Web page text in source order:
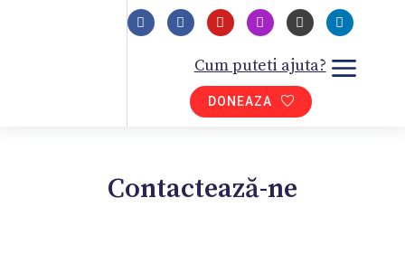
Cum puteti ajuta?
DONEAZA
Contactează-ne